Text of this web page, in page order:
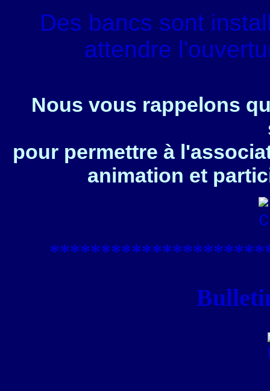
Des bancs sont
attendre
Nous vous rappelons
pour permettre à
animation et
****************